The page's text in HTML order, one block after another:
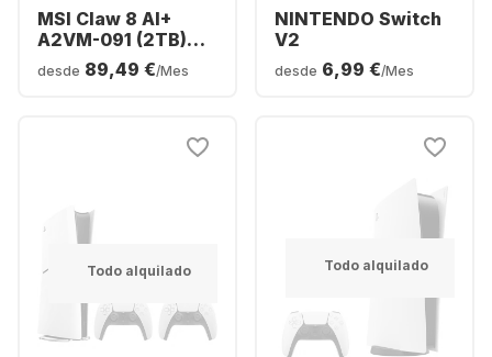
MSI Claw 8 AI+
A2VM-091 (2TB)
Polar Tempest
Edition
desde 89,49 €/Mes
NINTENDO Switch
V2
desde 6,99 €/Mes
Todo alquilado Todo alquilado